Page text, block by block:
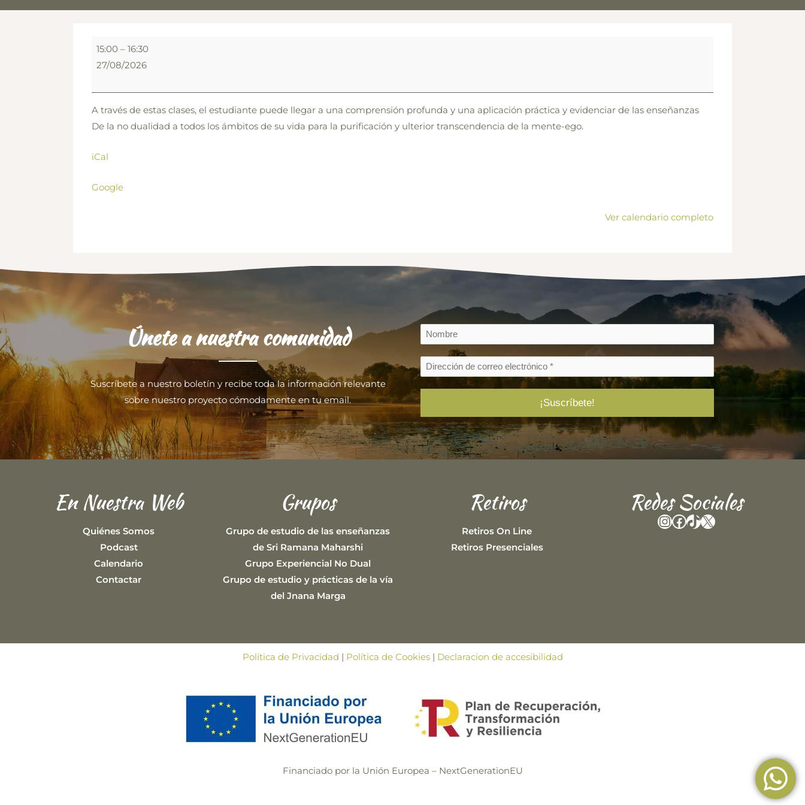
Supervisión
práctica
15:00 –16:30
27/08/2026
A través de estas clases, el estudiante puede llegar a una comprensión profunda y una aplicación práctica y evidenciar de las enseñanzas
De la no dualidad a todos los ámbitos de su vida para la purificación y ulterior transcendencia de la mente-ego.
iCal
Google
Ver calendario completo
Únete a nuestra comunidad
Suscríbete a nuestro boletín y recibe toda la información relevante
sobre nuestro proyecto cómodamente en tu email.
En Nuestra Web
Quiénes Somos
Podcast
Calendario
Contactar
Grupos
Grupo de estudio de las enseñanzas
de Sri Ramana Maharshi
Grupo Experiencial No Dual
Grupo de estudio y prácticas de la vía
del Jnana Marga
Retiros
Retiros On Line
Retiros Presenciales
Redes Sociales
Instagram
Facebook
TikTok
X
Política de Privacidad | Política de Cookies| Declaracion de accesibilidad
Financiado por la Unión Europea – NextGenerationEU